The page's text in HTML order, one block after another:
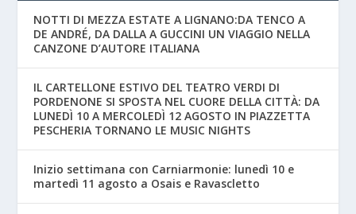
NOTTI DI MEZZA ESTATE A LIGNANO:DA TENCO A
DE ANDRÉ, DA DALLA A GUCCINI UN VIAGGIO NELLA
CANZONE D’AUTORE ITALIANA
IL CARTELLONE ESTIVO DEL TEATRO VERDI DI
PORDENONE SI SPOSTA NEL CUORE DELLA CITTÀ: DA
LUNEDÌ 10 A MERCOLEDÌ 12 AGOSTO IN PIAZZETTA
PESCHERIA TORNANO LE MUSIC NIGHTS
Inizio settimana con Carniarmonie: lunedì 10 e
martedì 11 agosto a Osais e Ravascletto